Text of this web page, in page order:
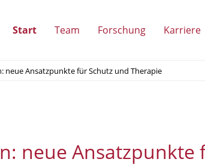
Start Team (Unterpunkte
Forschung(Unterpunkte
Karriere
neue Ansatzpunkte für Schutz und Therapie
neue